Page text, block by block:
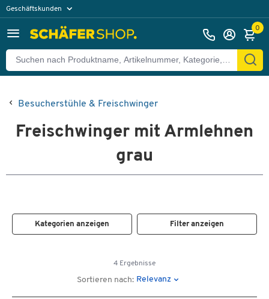
Geschäftskunden
0
Besucherstühle & Freischwinger
Freischwinger mit Armlehnen
grau
Kategorien anzeigen Filter anzeigen
4 Ergebnisse
Sortieren nach: Relevanz